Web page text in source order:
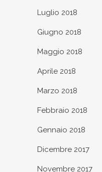
Luglio 2018
Giugno 2018
Maggio 2018
Aprile 2018
Marzo 2018
Febbraio 2018
Gennaio 2018
Dicembre 2017
Novembre 2017